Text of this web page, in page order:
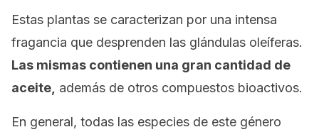
Estas plantas se caracterizan por una intensa
fragancia que desprenden las glándulas oleíferas.
Las mismas contienen una gran cantidad de
aceite, además de otros compuestos bioactivos.
En general, todas las especies de este género